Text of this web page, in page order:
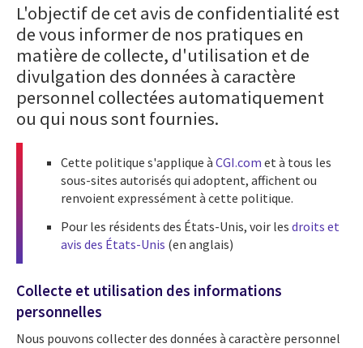
L'objectif de cet avis de confidentialité est
de vous informer de nos pratiques en
matière de collecte, d'utilisation et de
divulgation des données à caractère
personnel collectées automatiquement
ou qui nous sont fournies.
Cette politique s'applique à CGI.com et à tous les
sous-sites autorisés qui adoptent, affichent ou
renvoient expressément à cette politique.
Pour les résidents des États-Unis, voir les droits et
avis des États-Unis (en anglais)
Collecte et utilisation des informations
personnelles
Nous pouvons collecter des données à caractère personnel